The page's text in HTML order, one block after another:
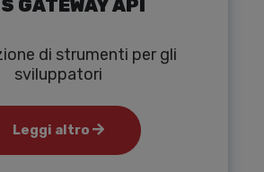
GATEWAY API
di strumenti per gli
sviluppatori
Leggi altro